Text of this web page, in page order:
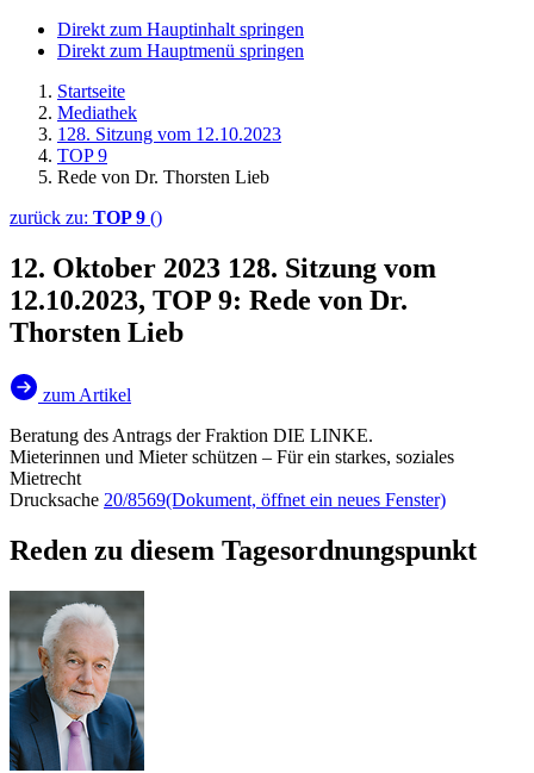
Direkt zum Hauptinhalt springen
Direkt zum Hauptmenü springen
Startseite
Mediathek
128. Sitzung vom 12.10.2023
TOP 9
Rede von Dr. Thorsten Lieb
zurück zu: TOP 9 ()
12. Oktober 2023 128. Sitzung vom
12.10.2023, TOP 9: Rede von Dr.
Thorsten Lieb
zum Artikel
Beratung des Antrags der Fraktion DIE LINKE.
Mieterinnen und Mieter schützen – Für ein starkes, soziales
Mietrecht
Drucksache 20/8569(Dokument, öffnet ein neues Fenster)
Reden zu diesem Tagesordnungspunkt